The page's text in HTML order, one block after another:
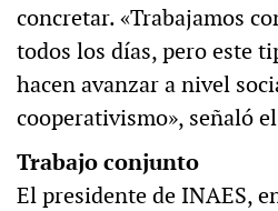
concretar. «Trabajamos
todos los días, pero este
hacen avanzar a nivel
cooperativismo», señaló
Trabajo conjunto
El presidente de INAES,